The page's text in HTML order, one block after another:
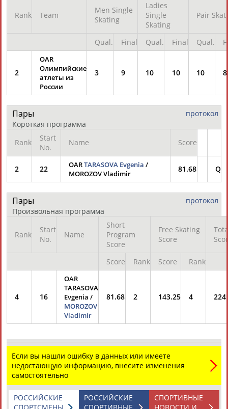
Rank Team
Men Single
Skating
Ladies
Single
Skating
Pair
Qual. Final Qual. Final Qual.
2
OAR
Олимпийские
атлеты из
России
3 9 10 10 10 8
протокол
Пары
Короткая программа
Rank
Start
No.
Name Score
2 22 OARTARASOVA Evgenia /
MOROZOV Vladimir
81.68 Q
протокол
Пары
Произвольная программа
Rank
Start
No.
Name
Short
Program
Score
Free Skating
Score
Score Rank Score Rank
4 16
OAR
TARASOVA
Evgenia /
MOROZOV
Vladimir
81.68 2 143.25 4
Если вы нашли ошибку в данных или имеете
недостающую информацию, внесите изменения
самостоятельно
СПОРТИВНЫЕ
РОССИЙСКИЕ
РОССИЙСКИЕ